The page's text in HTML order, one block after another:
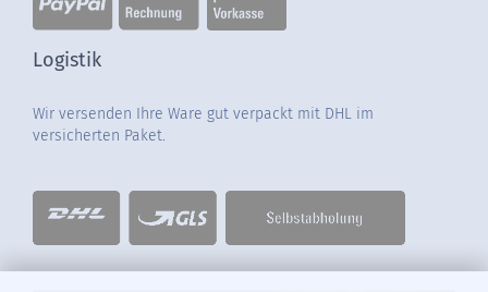
Logistik
Wir versenden Ihre Ware gut verpackt mit DHL im
versicherten Paket.